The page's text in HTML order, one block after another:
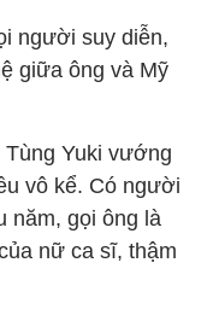
người suy diễn,
giữa ông và Mỹ
Tùng Yuki vướng
vô kể. Có người
năm, gọi ông là
nữ ca sĩ, thậm